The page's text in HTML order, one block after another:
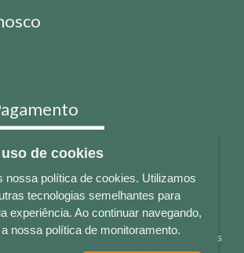
0001-20 - Térreo Bourbon Shopping - AV. NAÇÕES
- RIO BRANCO - - NOVO HAMBURGO - RS
de cookies
nossa política de cookies. Utilizamos
tecnologias semelhantes para
experiência. Ao continuar navegando,
nossa política de monitoramento.